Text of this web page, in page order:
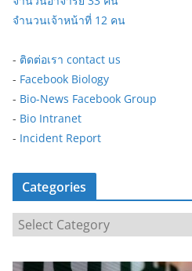
จำนวนเจ้าหน้าที่ 12 คน
- ติดต่อเรา contact us
- Facebook Biology
- Bio-News Facebook Group
- Bio Intranet
- Incident Report
Categories
a
t